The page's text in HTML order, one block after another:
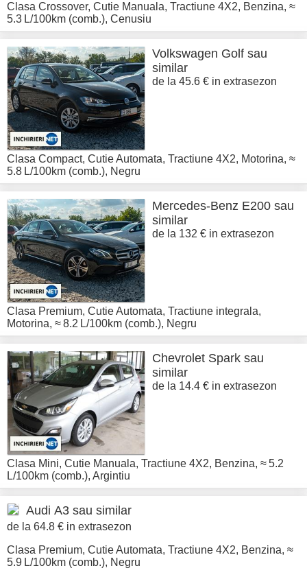
Clasa Crossover, Cutie Manuala, Tractiune 4X2, Benzina, ≈
5.3 L/100km (comb.), Cenusiu
Volkswagen Golf sau
similar
de la 45.6 € in extrasezon
Clasa Compact, Cutie Automata, Tractiune 4X2, Motorina, ≈
5.8 L/100km (comb.), Negru
Mercedes-Benz E200 sau
similar
de la 132 € in extrasezon
Clasa Premium, Cutie Automata, Tractiune integrala,
Motorina, ≈ 8.2 L/100km (comb.), Negru
Chevrolet Spark sau
similar
de la 14.4 € in extrasezon
Clasa Mini, Cutie Manuala, Tractiune 4X2, Benzina, ≈ 5.2
L/100km (comb.), Argintiu
Audi A3 sau similar
de la 64.8 € in extrasezon
Clasa Premium, Cutie Automata, Tractiune 4X2, Benzina, ≈
5.9 L/100km (comb.), Negru